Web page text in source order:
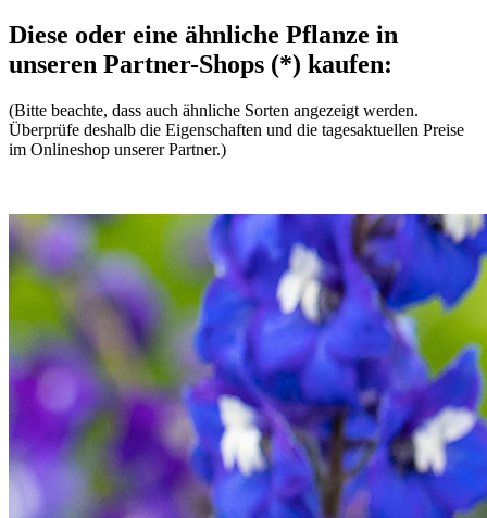
Diese oder eine ähnliche Pflanze in
unseren Partner-Shops (*) kaufen:
(Bitte beachte, dass auch ähnliche Sorten angezeigt werden.
Überprüfe deshalb die Eigenschaften und die tagesaktuellen Preise
im Onlineshop unserer Partner.)